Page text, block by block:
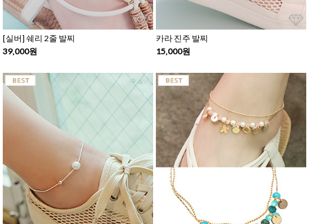
[실버] 쉐리 2줄 발찌
39,000원
카라 진주 발찌
15,000원